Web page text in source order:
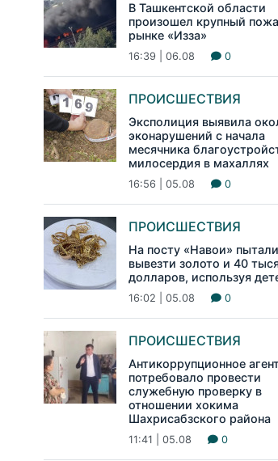
В Ташкентской области
произошел крупный
рынке «Изза»
16:39 | 06.08 0
ПРОИСШЕСТВИЯ
Эксполиция выявила
эконарушений с начала
месячника
милосердия в махаллях
16:56 | 05.08 0
ПРОИСШЕСТВИЯ
На посту «Навои»
вывезти золото и 40
долларов, используя
16:02 | 05.08 0
ПРОИСШЕСТВИЯ
Антикоррупционное
потребовало провести
служебную проверку в
отношении хокима
Шахрисабзского района
11:41 | 05.08 0